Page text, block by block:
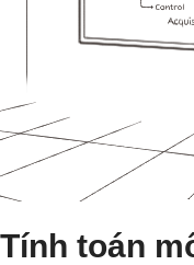
Tính toán